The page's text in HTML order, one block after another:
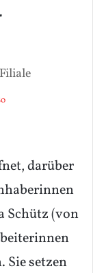
darüber
Schütz (von
Sie setzen